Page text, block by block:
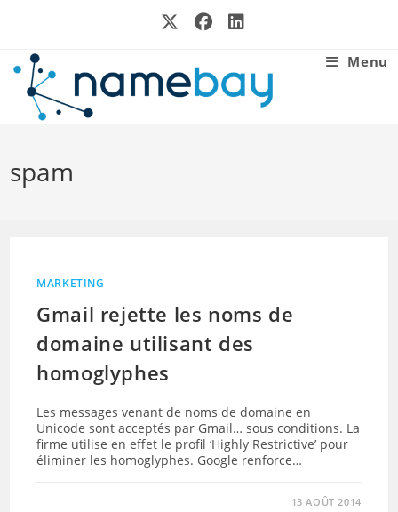
Menu
spam
MARKETING
Gmail rejette les noms de
domaine utilisant des
homoglyphes
Les messages venant de noms de domaine en
Unicode sont acceptés par Gmail… sous conditions. La
firme utilise en effet le profil ‘Highly Restrictive’ pour
éliminer les homoglyphes. Google renforce…
13 AOÛT 2014